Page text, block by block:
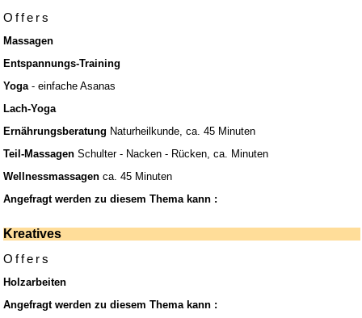
Offers
Massagen
Entspannungs-Training
Yoga- einfache Asanas
Lach-Yoga
Ernährungsberatung Naturheilkunde, ca. 45 Minuten
Teil-Massagen Schulter - Nacken - Rücken, ca. Minuten
Wellnessmassagen ca. 45 Minuten
Angefragt werden zu diesem Thema kann :
Kreatives
Offers
Holzarbeiten
Angefragt werden zu diesem Thema kann :